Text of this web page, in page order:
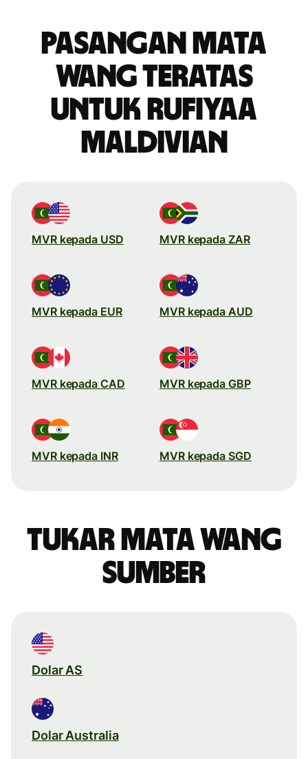
Pasangan mata
wang teratas
untuk rufiyaa
Maldivian
MVR kepada USD MVR kepada ZAR
MVR kepada EUR MVR kepada AUD
MVR kepada CAD MVR kepada GBP
MVR kepada INR MVR kepada SGD
Tukar mata wang
sumber
Dolar AS
Dolar Australia